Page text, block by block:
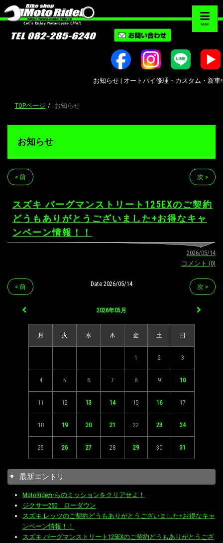
MENU
お知らせ | オートバイ修理・カスタム・新車
TOPページ お知らせ
お知らせ
< 前 次 >
スズキ バーグマンストリート125EXのご契約
どうもありがとうございました+お得なキャ
ンペーン情報！！
2026/05/14
コメント (0)
< 前 次 >
Date 2026/05/14
2026年05月
月 火 水 木 金 土 日
1 2 3
4 5 6 7 8 9 10
11 12 13 14 15 16 17
18 19 20 21 22 23 24
25 26 27 28 29 30 31
最新エントリ
MotoRideからのミッションをクリアせよ！
ジクサー250 ローダウン
スズキ レッツのご契約どうもありがとうございました+お得なキャ
ンペーン情報！！
スズキ バーグマンストリート125EXのご契約どうもありがとうござ